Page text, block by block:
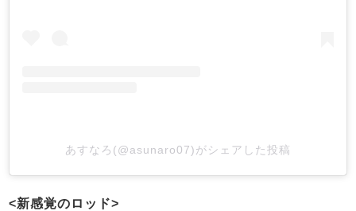
あすなろ(@asunaro07)がシェアした投稿
新感覚のロッド